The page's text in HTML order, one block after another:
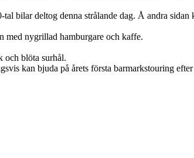
bilar deltog denna strålande dag. Å andra
med nygrillad hamburgare och kaffe.
och blöta surhål.
kan bjuda på årets första barmarkstouring